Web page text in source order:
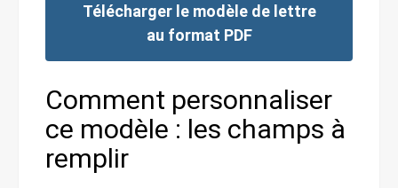
Télécharger le modèle de lettre
au format PDF
Comment personnaliser
ce modèle : les champs à
remplir